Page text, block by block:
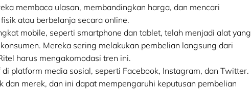
membaca ulasan, membandingkan harga, dan mencari
atau berbelanja secara online.
mobile, seperti smartphone dan tablet, telah menjadi alat yang
Mereka sering melakukan pembelian langsung dari
harus mengakomodasi tren ini.
platform media sosial, seperti Facebook, Instagram, dan Twitter.
merek, dan ini dapat mempengaruhi keputusan pembelian